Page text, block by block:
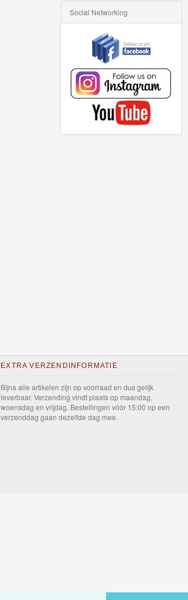
Social Networking
EXTRA VERZENDINFORMATIE
Bijna alle artikelen zijn op voorraad en dus gelijk
leverbaar. Verzending vindt plaats op maandag,
woensdag en vrijdag. Bestellingen vóór 15:00 op een
verzenddag gaan dezelfde dag mee.